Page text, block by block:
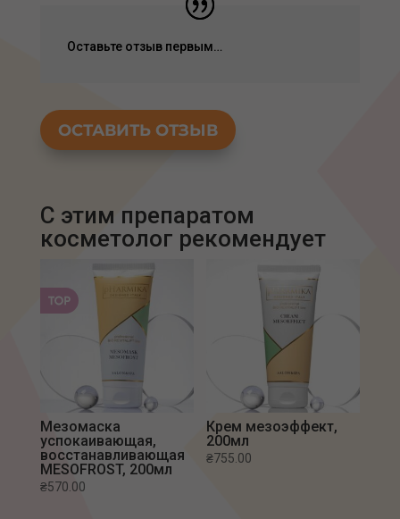
Оставьте отзыв первым…
ОСТАВИТЬ ОТЗЫВ
С этим препаратом
Мезомаска
успокаивающая,
восстанавливающая
MESOFROST, 200мл
₴570.00
Крем мезоэффект,
200мл
₴755.00